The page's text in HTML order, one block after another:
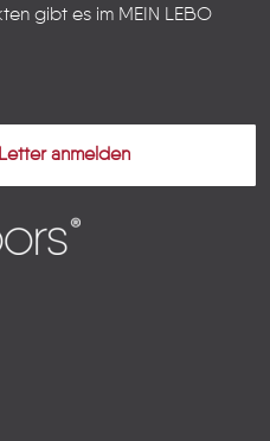
gibt es im MEIN LEBO
anmelden